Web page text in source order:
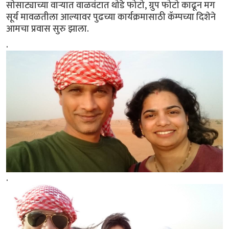
सोसाट्याच्या वाऱ्यात वाळवंटात थोडे फोटो, ग्रुप फोटो काढून मग
सूर्य मावळतीला आल्यावर पुढच्या कार्यक्रमासाठी कॅम्पच्या दिशेने
आमचा प्रवास सुरु झाला.
.
.